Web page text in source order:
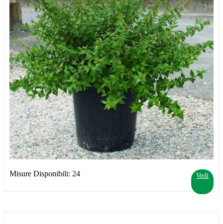
Vedi
Misure Disponibili: 24